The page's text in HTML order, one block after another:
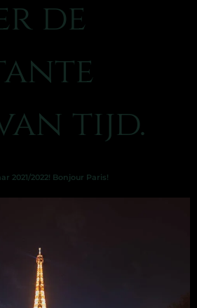
de
tijd.
2021/2022! Bonjour Paris!